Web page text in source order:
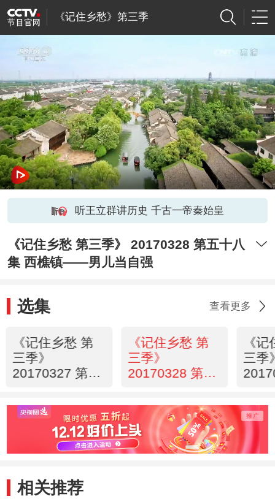
《记住乡愁》第三季
听王立群讲历史 千古一帝秦始皇
《记住乡愁 第三季》 20170328 第五十八
集 西樵镇——男儿当自强
选集 查看更多
《记住乡愁 第
三季》
20170327 第五
——屯堡古镇
义字当先
《记住乡愁 第
三季》
20170328 第五
——男儿当自强
《
三季
——
敢为
相关推荐